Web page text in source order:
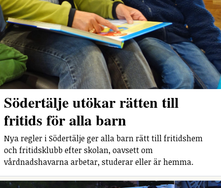
Södertälje utökar rätten till
fritids för alla barn
Nya regler i Södertälje ger alla barn rätt till fritidshem
och fritidsklubb efter skolan, oavsett om
vårdnadshavarna arbetar, studerar eller är hemma.